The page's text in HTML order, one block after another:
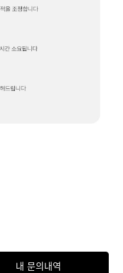
내 문의내역